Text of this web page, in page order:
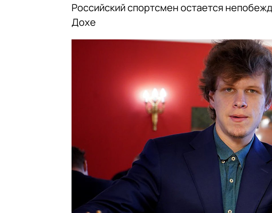
Российский спортсмен остается
Дохе